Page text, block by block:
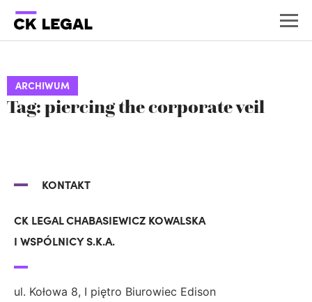
ARCHIWUM
Tag: piercing the corporate veil
KONTAKT
CK LEGAL CHABASIEWICZ KOWALSKA
I WSPÓLNICY S.K.A.
ul. Kołowa 8, I piętro Biurowiec Edison